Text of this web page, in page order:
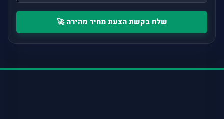
שלח בקשת הצעת מחיר מהירה 🚀